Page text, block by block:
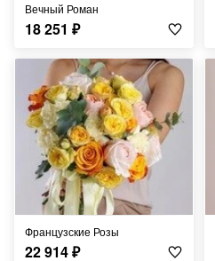
Вечный Роман
18 251 ₽
Французские Розы
22 914₽